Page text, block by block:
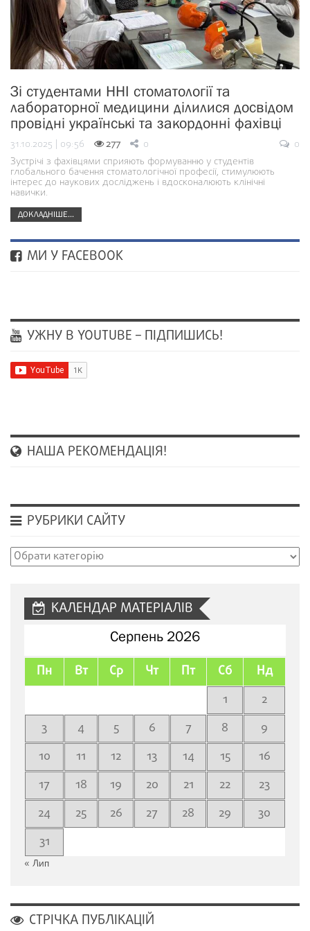
Зі студентами ННІ стоматології та
лабораторної медицини ділилися досвідом
провідні українські та закордонні фахівці
31.10.2025 | 09:56 277 0
0
Зустрічі з фахівцями сприяють формуванню у студентів
глобального бачення стоматологічної професії, стимулюють
інтерес до наукових досліджень і вдосконалюють клінічні
навички.
ДОКЛАДНІШЕ...
МИ У FACEBOOK
УЖНУ В YOUTUBE – ПІДПИШИСЬ!
НАША РЕКОМЕНДАЦІЯ!
РУБРИКИ САЙТУ
Рубрики
КАЛЕНДАР МАТЕРІАЛІВ
Серпень 2026
Пн Вт Ср Чт Пт Сб Нд
1
2
3
4 5 6 7 8
9
10
11 12 13 14 15
16
17
18 19 20 21 22
23
24
25 26 27 28 29
30
31
« Лип
СТРІЧКА ПУБЛІКАЦІЙ